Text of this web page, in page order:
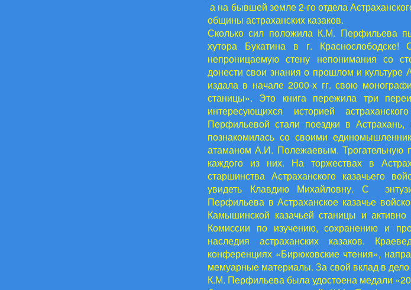
а на бывшей земле 2-го отдела
общины астраханских казаков.
Сколько сил положила К.М. Перфильева
хутора Букатина в г.
непроницаемую стену непонимания со
донести свои знания о прошлом и культуре
издала в начале 2000-х гг. свою
станицы». Это книга пережила три
интересующихся историей
Перфильевой стали поездки в
познакомилась со своими
атаманом А.И. Полежаевым. Трогательную
каждого из них. На торжествах в
старшинства Астраханского казачьего
увидеть Клавдию Михайловну. С
Перфильева в Астраханское казачье
Камышинской казачьей станицы и
Комиссии по изучению, сохранению и
наследия астраханских казаков.
конференциях «Бирюковские чтения»,
мемуарные материалы. За свой вклад в дело
К.М. Перфильева была удостоена медали